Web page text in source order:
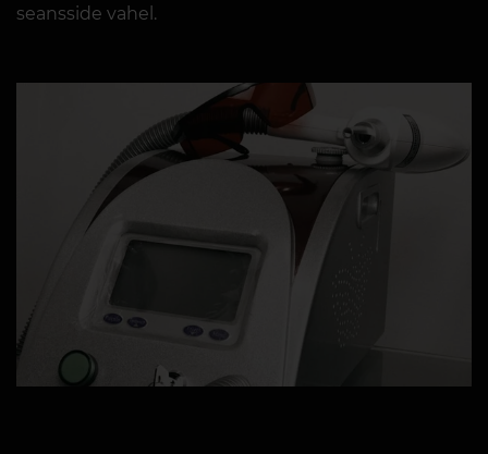
seansside vahel.